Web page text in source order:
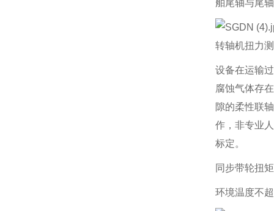
舶尾轴与尾
转轴机扭力
设备在运输
腐蚀气体存
隙的柔性联
作，非专业
标定。
同步带轮扭
环境温度不